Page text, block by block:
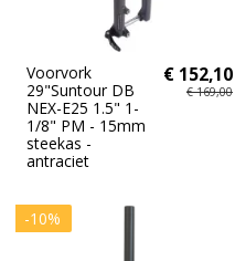
Voorvork
29"Suntour DB
NEX-E25 1.5" 1-
1/8" PM - 15mm
steekas -
antraciet
€ 152,10
€ 169,00
-10%